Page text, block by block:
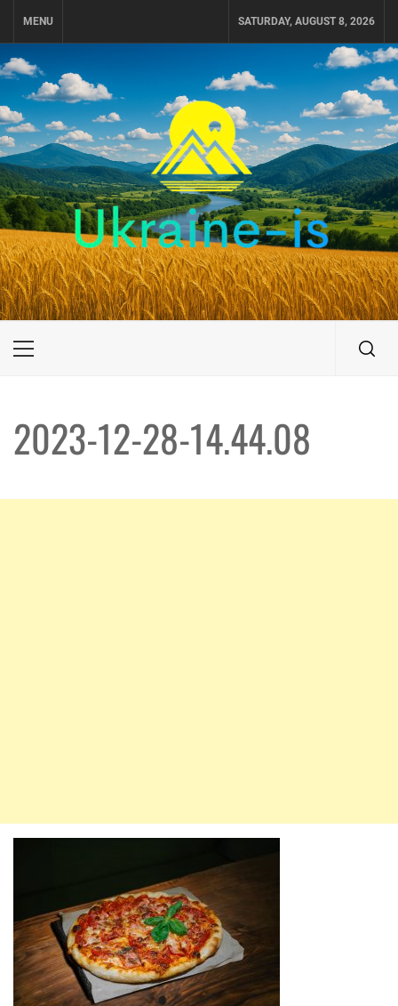
MENU SATURDAY, AUGUST 8, 2026
UKRAINE-IS
ПОДОРОЖI ПО УКРАЇНІ
Primary
2023-12-28-14.44.08